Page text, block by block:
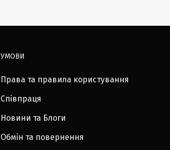
УМОВИ
Права та правила користування
Співпраця
Новини та Блоги
Обмін та повернення